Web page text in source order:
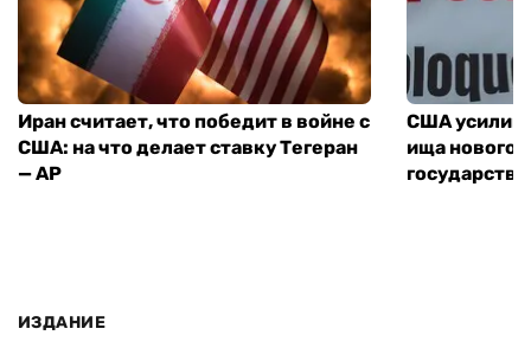
Иран считает, что победит в войне с
США: на что делает ставку Тегеран
— AP
США
ища нового
ИЗДАНИЕ